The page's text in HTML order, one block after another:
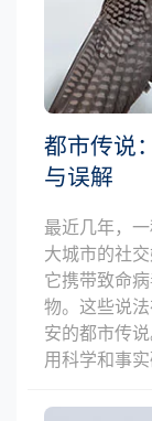
都市传说
与误解
最近几年，
大城市的社
它携带致命
物。这些说
安的都市传
用科学和事